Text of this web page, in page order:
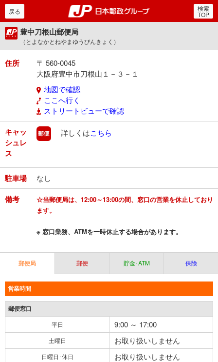
郵便局・日本郵政グルー
戻る 検索
TOP
豊中刀根山郵便局
（とよなかとねやまゆうびんきょく）
住所
〒 560-0045
大阪府豊中市刀根山１－３－１
地図で確認
ここへ行く
ストリートビューで確認
キャッ
シュレ
ス
郵便
詳しくはこちら
駐車場 なし
備考
☆当郵便局は、12:00～13:00の間、窓口の営業を休止しており
ます。
※ 窓口業務、ATMを一時休止する場合があります。
郵便局 郵便 貯金･ATM 保険
営業時間
郵便窓口
平日 9:00 ～ 17:00
土曜日 お取り扱いしません
日曜日･休日 お取り扱いしません